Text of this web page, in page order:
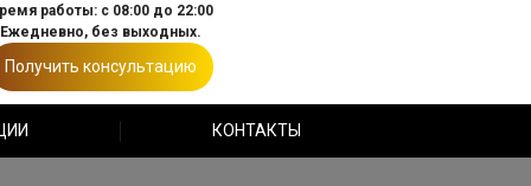
работы: с 08:00 до 22:00
Ежедневно, без выходных.
Получить консультацию
КОНТАКТЫ